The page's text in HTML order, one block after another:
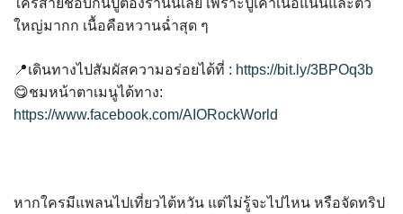
ใครสายชอบกินปูต้องร้านนี้เลย เพราะปูเค้าเนื้อแน่นและตัว
ใหญ่มากก เนื้อคือหวานฉ่ำสุด ๆ
📍เดินทางไปสัมผัสความอร่อยได้ที่ : https://bit.ly/3BPOq3b
😋ชมหน้าตาเมนูได้ทาง:
https://www.facebook.com/AIORockWorld
หากใครมีแพลนไปเที่ยวไต้หวัน แต่ไม่รู้จะไปไหน หรือจัดทริป